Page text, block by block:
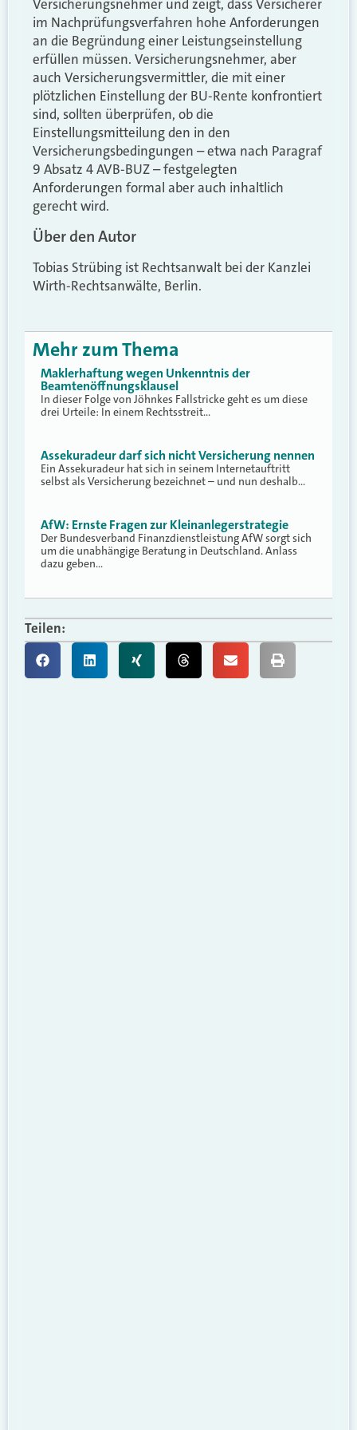
Versicherungsnehmer und zeigt, dass Versicherer
im Nachprüfungsverfahren hohe Anforderungen
an die Begründung einer Leistungseinstellung
erfüllen müssen. Versicherungsnehmer, aber
auch Versicherungsvermittler, die mit einer
plötzlichen Einstellung der BU-Rente konfrontiert
sind, sollten überprüfen, ob die
Einstellungsmitteilung den in den
Versicherungsbedingungen – etwa nach Paragraf
9 Absatz 4 AVB-BUZ – festgelegten
Anforderungen formal aber auch inhaltlich
gerecht wird.
Über den Autor
Tobias Strübing ist Rechtsanwalt bei der Kanzlei
Wirth-Rechtsanwälte, Berlin.
Mehr zum Thema
Maklerhaftung wegen Unkenntnis der
Beamtenöffnungsklausel
In dieser Folge von Jöhnkes Fallstricke geht es um diese
drei Urteile: In einem Rechtsstreit…
Assekuradeur darf sich nicht Versicherung nennen
Ein Assekuradeur hat sich in seinem Internetauftritt
selbst als Versicherung bezeichnet – und nun deshalb…
AfW: Ernste Fragen zur Kleinanlegerstrategie
Der Bundesverband Finanzdienstleistung AfW sorgt sich
um die unabhängige Beratung in Deutschland. Anlass
dazu geben…
Teilen: